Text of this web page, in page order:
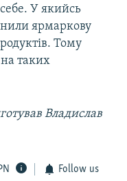
У якийсь
ярмаркову
Тому
таких
Владислав
Follow us